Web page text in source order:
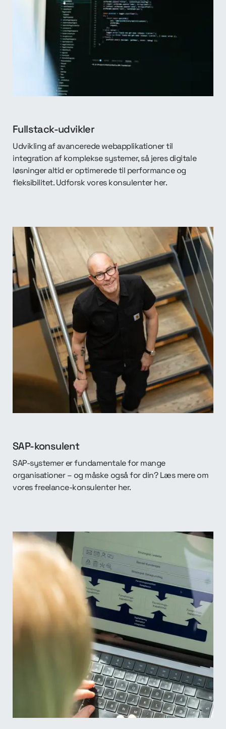
Fullstack-udvikler
Udvikling af avancerede webapplikationer til
integration af komplekse systemer, så jeres digitale
løsninger altid er optimerede til performance og
fleksibilitet. Udforsk vores konsulenter her.
SAP-konsulent
SAP-systemer er fundamentale for mange
organisationer – og måske også for din? Læs mere om
vores freelance-konsulenter her.